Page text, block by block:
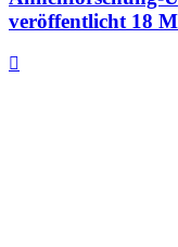
veröffentlicht 18